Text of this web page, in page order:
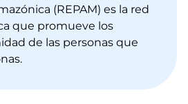
(REPAM) es la red
que promueve los
de las personas que